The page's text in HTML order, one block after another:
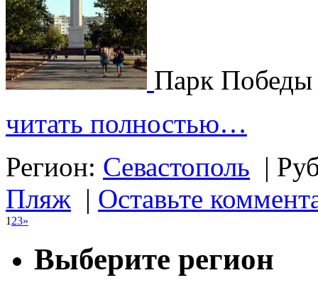
Парк Победы
читать полностью…
Регион: Севастополь |
Пляж | Оставьте
1 23»
Выберите регион